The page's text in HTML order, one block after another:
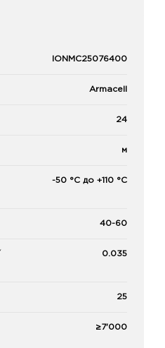
IONMC25076400
Armacell
24
м
-50 °C до +110 °C
40-60
0.035
25
≥7'000